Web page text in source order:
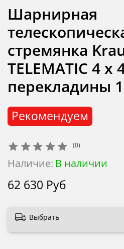
(0)
Наличие: В наличии
Рекомендуем
Шарнирная
стремянка
TELEMATIC 4 х
перекладины
62 630 Руб
Выбрать